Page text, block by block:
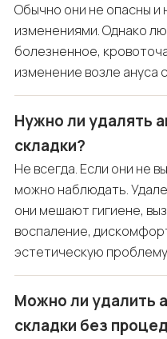
Обычно они не опасны и
изменениями. Однако
болезненное,
изменение возле ануса
Нужно ли удалять
складки?
Не всегда. Если они не
можно наблюдать.
они мешают гигиене,
воспаление,
эстетическую
Можно ли удалить
складки без